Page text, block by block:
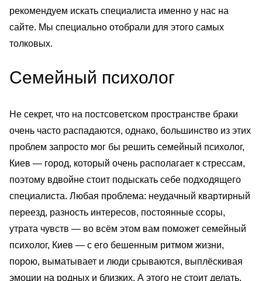
рекомендуем искать специалиста именно у нас на
сайте. Мы специально отобрали для этого самых
толковых.
Семейный психолог
Не секрет, что на постсоветском пространстве браки
очень часто распадаются, однако, большинство из этих
проблем запросто мог бы решить семейный психолог,
Киев — город, который очень располагает к стрессам,
поэтому вдвойне стоит подыскать себе подходящего
специалиста. Любая проблема: неудачный квартирный
переезд, разность интересов, постоянные ссоры,
утрата чувств — во всём этом вам поможет семейный
психолог, Киев — с его бешенным ритмом жизни,
порою, выматывает и люди срываются, выплёскивая
эмоции на родных и близких. А этого не стоит делать,